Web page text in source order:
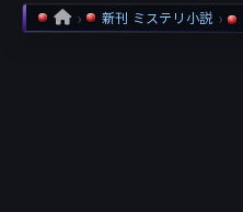
国内
作家
海外
作家
HOME 新刊 ミステリ小説